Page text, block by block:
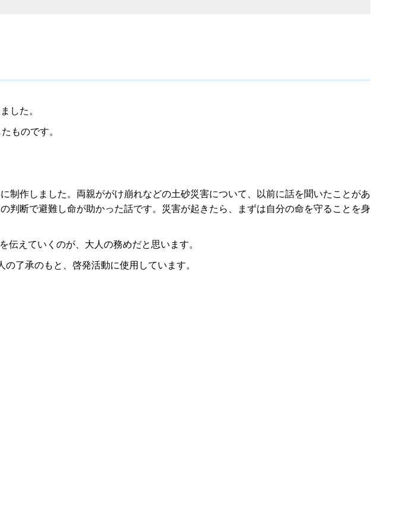
した。
ものです。
作しました。両親ががけ崩れなどの土砂災害について、以前に話を聞いたことがあ
判断で避難し命が助かった話です。災害が起きたら、まずは自分の命を守ることを身
えていくのが、大人の務めだと思います。
了承のもと、啓発活動に使用しています。